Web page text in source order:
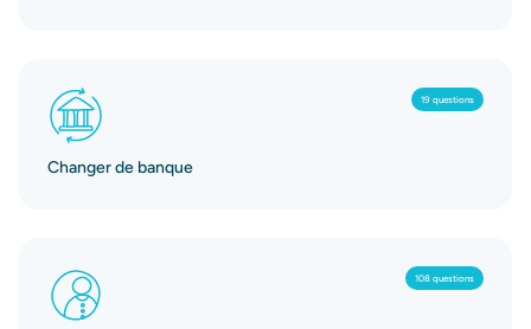
19 questions
Changer de banque
108 questions